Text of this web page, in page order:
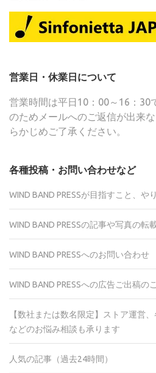
営業日・休業日について
営業時間は平日10：00～16：30
のためメールへのご返信が出来
らかじめご了承ください。
各種投稿・お問い合わせなど
WIND BAND PRESSが目指すこと、や
WIND BAND PRESSの記事や写真の転
WIND BAND PRESSへのお問い合わせ
WIND BAND PRESSへの広告ご出稿の
【数社または数名限定】ストア運営
などのお悩み相談も承ります
人気の記事（過去24時間）